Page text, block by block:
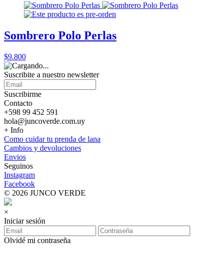
Sombrero Polo Perlas
$9.800
Suscribite a nuestro newsletter
Suscribirme
Contacto
+598 99 452 591
hola@juncoverde.com.uy
+ Info
Como cuidar tu prenda de lana
Cambios y devoluciones
Envios
Seguinos
Instagram
Facebook
© 2026 JUNCO VERDE
×
Iniciar sesión
Olvidé mi contraseña